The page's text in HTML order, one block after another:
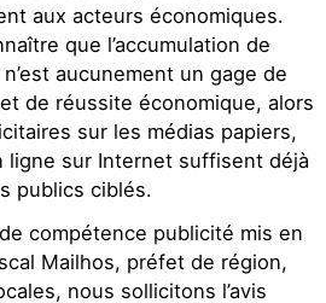
aux acteurs économiques.
que l’accumulation de
aucunement un gage de
de réussite économique, alors
sur les médias papiers,
ligne sur Internet suffisent déjà
publics ciblés.
compétence publicité mis en
Mailhos, préfet de région,
nous sollicitons l’avis